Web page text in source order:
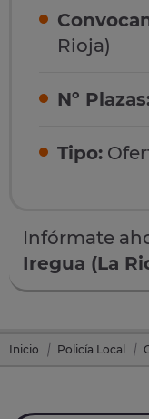
Rioja)
Nº
Tipo:
Infórmate
Iregua (La
Inicio Policía Local